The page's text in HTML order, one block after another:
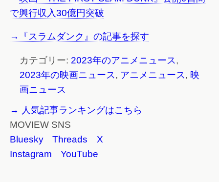
で興行収入30億円突破
→『スラムダンク』の記事を探す
カテゴリー: 2023年のアニメニュース,
2023年の映画ニュース, アニメニュース, 映
画ニュース
→ 人気記事ランキングはこちら
MOVIEW SNS
Bluesky
Threads
X
Instagram
YouTube